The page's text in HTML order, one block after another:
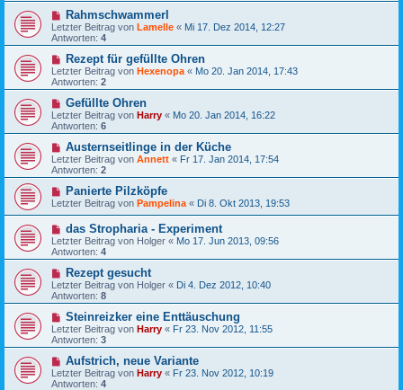
Rahmschwammerl
Letzter Beitrag von Lamelle « Mi 17. Dez 2014, 12:27
Antworten: 4
Rezept für gefüllte Ohren
Letzter Beitrag von Hexenopa « Mo 20. Jan 2014, 17:43
Antworten: 2
Gefüllte Ohren
Letzter Beitrag von Harry « Mo 20. Jan 2014, 16:22
Antworten: 6
Austernseitlinge in der Küche
Letzter Beitrag von Annett « Fr 17. Jan 2014, 17:54
Antworten: 2
Panierte Pilzköpfe
Letzter Beitrag von Pampelina « Di 8. Okt 2013, 19:53
das Stropharia - Experiment
Letzter Beitrag von Holger « Mo 17. Jun 2013, 09:56
Antworten: 4
Rezept gesucht
Letzter Beitrag von Holger « Di 4. Dez 2012, 10:40
Antworten: 8
Steinreizker eine Enttäuschung
Letzter Beitrag von Harry « Fr 23. Nov 2012, 11:55
Antworten: 3
Aufstrich, neue Variante
Letzter Beitrag von Harry « Fr 23. Nov 2012, 10:19
Antworten: 4